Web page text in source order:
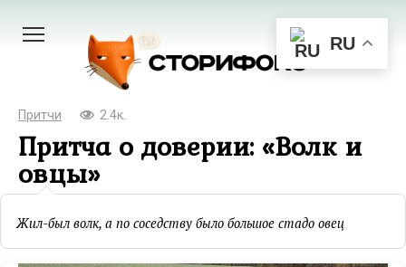
Притчи 2.4к.
Притча о доверии: «Волк и
овцы»
Жил-был волк, а по соседству было большое стадо овец
RU